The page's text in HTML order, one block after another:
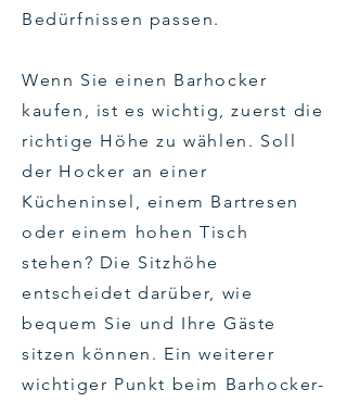
Bedürfnissen passen.
Wenn Sie einen Barhocker
kaufen, ist es wichtig, zuerst die
richtige Höhe zu wählen. Soll
der Hocker an einer
Kücheninsel, einem Bartresen
oder einem hohen Tisch
stehen? Die Sitzhöhe
entscheidet darüber, wie
bequem Sie und Ihre Gäste
sitzen können. Ein weiterer
wichtiger Punkt beim Barhocker-